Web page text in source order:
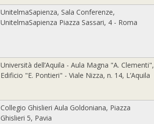
UnitelmaSapienza, Sala Conferenze,
UnitelmaSapienza Piazza Sassari, 4 - Roma
Università dell’Aquila - Aula Magna "A. Clementi",
Edificio "E. Pontieri" - Viale Nizza, n. 14, L’Aquila
Collegio Ghislieri Aula Goldoniana, Piazza
Ghislieri 5, Pavia